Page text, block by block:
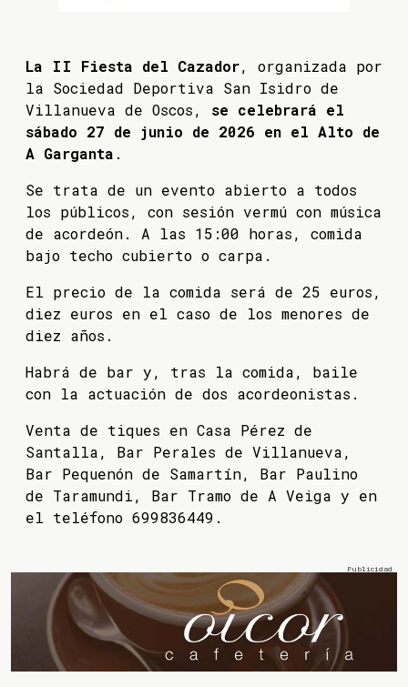
La II Fiesta del Cazador, organizada por
la Sociedad Deportiva San Isidro de
Villanueva de Oscos, se celebrará el
sábado 27 de junio de 2026 en el Alto de
A Garganta .
Se trata de un evento abierto a todos
los públicos, con sesión vermú con música
de acordeón. A las 15:00 horas, comida
bajo techo cubierto o carpa.
El precio de la comida será de 25 euros,
diez euros en el caso de los menores de
diez años.
Habrá de bar y, tras la comida, baile
con la actuación de dos acordeonistas.
Venta de tiques en Casa Pérez de
Santalla, Bar Perales de Villanueva,
Bar Pequenón de Samartín, Bar Paulino
de Taramundi, Bar Tramo de A Veiga y en
el teléfono 699836449.